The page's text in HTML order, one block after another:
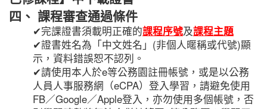
四、 課程審查通過條件
✔完課證書須載明正確的課程序號及課程主題
✔證書姓名為「中文姓名」(非個人暱稱或代號)顯
示，資料錯誤恕不認列。
✔請使用本人於e等公務園註冊帳號，或是以公務
人員人事服務網（eCPA）登入學習，請避免使用
FB／Google／Apple登入，亦勿使用多個帳號，否